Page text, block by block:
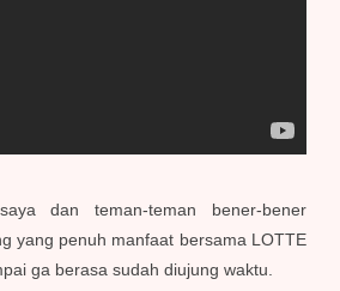
dan teman-teman bener-bener
yang penuh manfaat bersama LOTTE
ga berasa sudah diujung waktu.